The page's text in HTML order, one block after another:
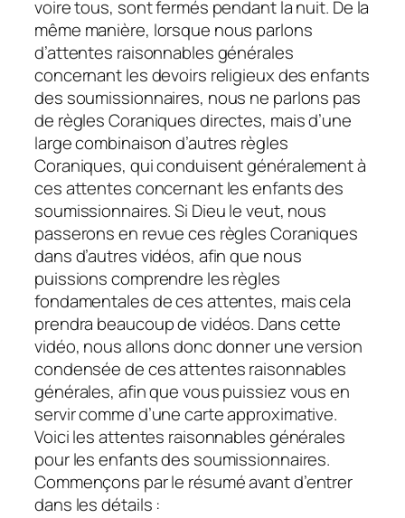
voire tous, sont fermés pendant la nuit. De la
même manière, lorsque nous parlons
d’attentes raisonnables générales
concernant les devoirs religieux des enfants
des soumissionnaires, nous ne parlons pas
de règles Coraniques directes, mais d’une
large combinaison d’autres règles
Coraniques, qui conduisent généralement à
ces attentes concernant les enfants des
soumissionnaires. Si Dieu le veut, nous
passerons en revue ces règles Coraniques
dans d’autres vidéos, afin que nous
puissions comprendre les règles
fondamentales de ces attentes, mais cela
prendra beaucoup de vidéos. Dans cette
vidéo, nous allons donc donner une version
condensée de ces attentes raisonnables
générales, afin que vous puissiez vous en
servir comme d’une carte approximative.
Voici les attentes raisonnables générales
pour les enfants des soumissionnaires.
Commençons par le résumé avant d’entrer
dans les détails :